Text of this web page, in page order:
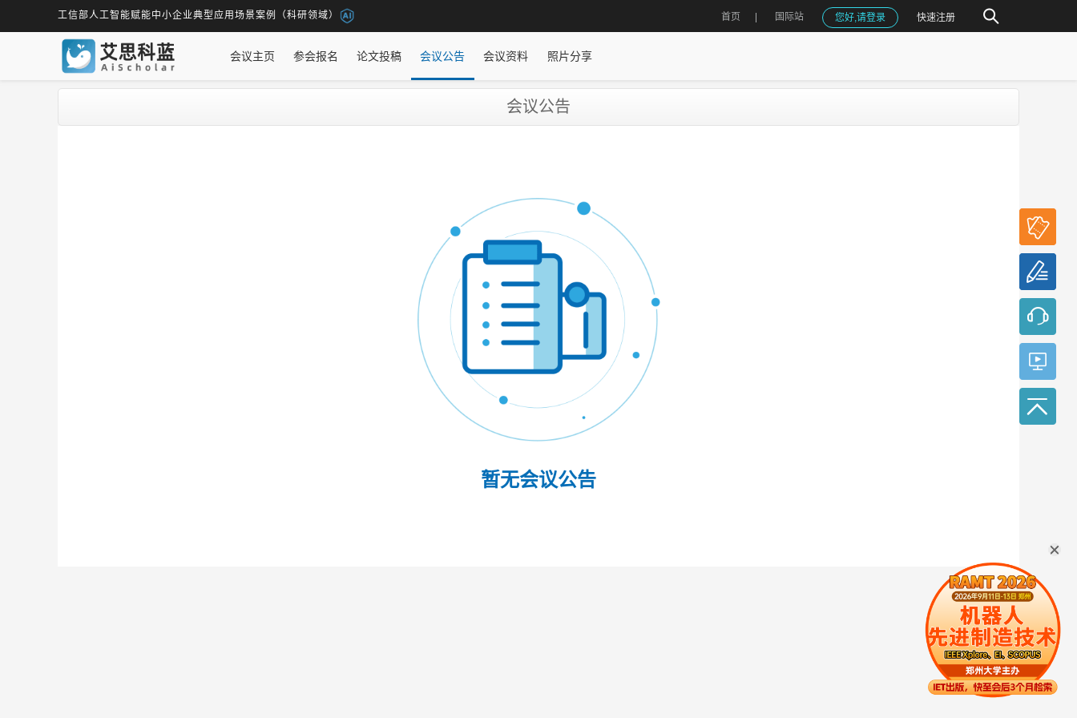
工信部人工智能赋能中小企业典型应用场景案例（科研领域） 首页 国际站 您好,请登录 快速注册
会议主页 参会报名 论文投稿 会议公告 会议资料 照片分享
参会
报名
论文
投稿
会议公告
暂无会议公告